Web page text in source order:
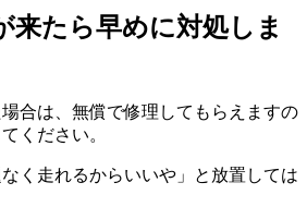
来たら早めに対処しま
合は、無償で修理してもらえますの
ください。
なく走れるからいいや」と放置しては